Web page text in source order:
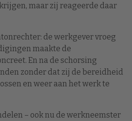
maar zij reageerde daar
de werkgever vroeg
maakte de
En na de schorsing
zonder dat zij de bereidheid
en weer aan het werk te
– ook nu de werkneemster